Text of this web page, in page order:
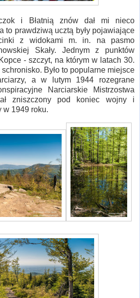
i Błatnią znów dał mi nieco
to prawdziwą ucztą były pojawiające
z widokami m. in. na pasmo
Skały. Jednym z punktów
- szczyt, na którym w latach 30.
Było to popularne miejsce
a w lutym 1944 rozegrane
Narciarskie Mistrzostwa
zniszczony pod koniec wojny i
w 1949 roku.